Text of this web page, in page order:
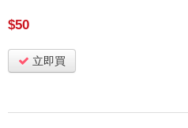
$50
立即買